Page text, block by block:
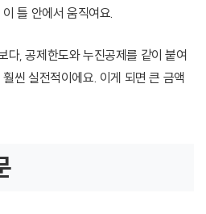
틀 안에서 움직여요.
다, 공제한도와 누진공제를 같이 붙여
씬 실전적이에요. 이게 되면 큰 금액